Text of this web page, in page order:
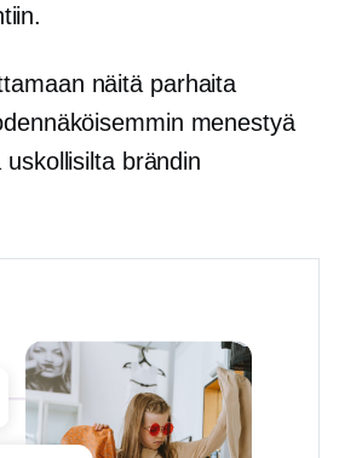
näitä parhaita
menestyä
brändin